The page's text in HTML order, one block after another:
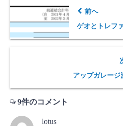
前へ
ゲオとトレフ
アップガレージ
9件のコメント
lotus